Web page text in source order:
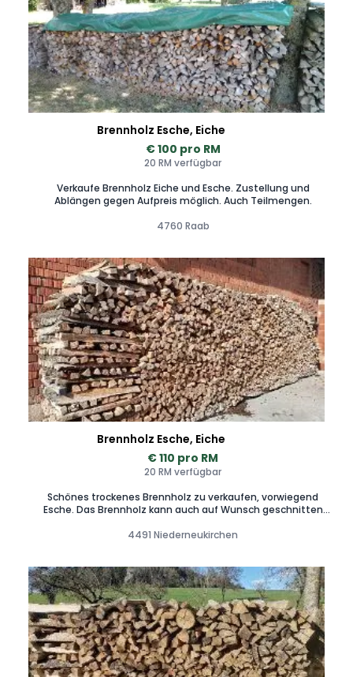
Brennholz Esche, Eiche
€ 100 pro RM
20 RM verfügbar
Verkaufe Brennholz Eiche und Esche. Zustellung und
Ablängen gegen Aufpreis möglich. Auch Teilmengen.
4760 Raab
Brennholz Esche, Eiche
€ 110 pro RM
20 RM verfügbar
Schönes trockenes Brennholz zu verkaufen, vorwiegend
Esche. Das Brennholz kann auch auf Wunsch geschnitten
4491 Niederneukirchen